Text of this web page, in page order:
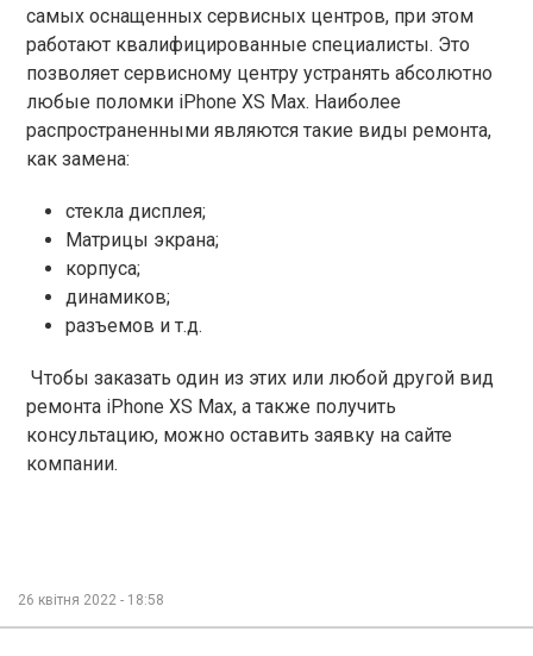
самых оснащенных сервисных центров, при этом
работают квалифицированные специалисты. Это
позволяет сервисному центру устранять абсолютно
любые поломки iPhone XS Max. Наиболее
распространенными являются такие виды ремонта,
как замена:
стекла дисплея;
Матрицы экрана;
корпуса;
динамиков;
разъемов и т.д.
Чтобы заказать один из этих или любой другой вид
ремонта iPhone XS Max, а также получить
консультацию, можно оставить заявку на сайте
компании.
26 квітня 2022 - 18:58